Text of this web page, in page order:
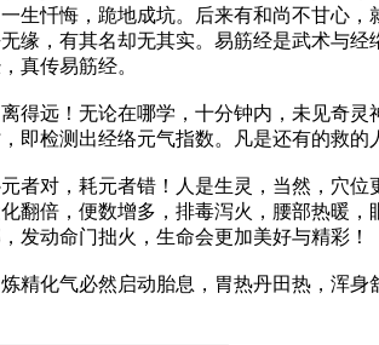
生忏悔，跪地成坑。后来有和尚不甘心
缘，有其名却无其实。易筋经是武术与
真传易筋经。
远！无论在哪学，十分钟内，未见奇灵
检测出经络元气指数。凡是还有的救的
对，耗元者错！人是生灵，当然，穴位
翻倍，便数增多，排毒泻火，腰部热暖
发动命门拙火，生命会更加美好与精彩！
化气必然启动胎息，胃热丹田热，浑身